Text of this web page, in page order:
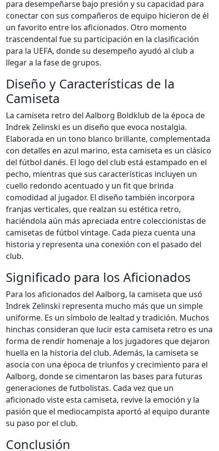
para desempeñarse bajo presión y su capacidad para
conectar con sus compañeros de equipo hicieron de él
un favorito entre los aficionados. Otro momento
trascendental fue su participación en la clasificación
para la UEFA, donde su desempeño ayudó al club a
llegar a la fase de grupos.
Diseño y Características de la
Camiseta
La camiseta retro del Aalborg Boldklub de la época de
Indrek Zelinski es un diseño que evoca nostalgia.
Elaborada en un tono blanco brillante, complementada
con detalles en azul marino, esta camiseta es un clásico
del fútbol danés. El logo del club está estampado en el
pecho, mientras que sus características incluyen un
cuello redondo acentuado y un fit que brinda
comodidad al jugador. El diseño también incorpora
franjas verticales, que realzan su estética retro,
haciéndola aún más apreciada entre coleccionistas de
camisetas de fútbol vintage. Cada pieza cuenta una
historia y representa una conexión con el pasado del
club.
Significado para los Aficionados
Para los aficionados del Aalborg, la camiseta que usó
Indrek Zelinski representa mucho más que un simple
uniforme. Es un símbolo de lealtad y tradición. Muchos
hinchas consideran que lucir esta camiseta retro es una
forma de rendir homenaje a los jugadores que dejaron
huella en la historia del club. Además, la camiseta se
asocia con una época de triunfos y crecimiento para el
Aalborg, donde se cimentaron las bases para futuras
generaciones de futbolistas. Cada vez que un
aficionado viste esta camiseta, revive la emoción y la
pasión que el mediocampista aportó al equipo durante
su paso por el club.
Conclusión